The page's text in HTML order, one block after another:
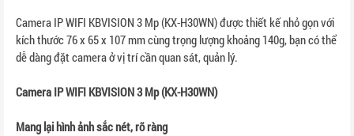
Camera IP WIFI KBVISION 3 Mp (KX-H30WN) được thiết kế nhỏ gọn với
kích thước 76 x 65 x 107 mm cùng trọng lượng khoảng 140g, bạn có thể
dễ dàng đặt camera ở vị trí cần quan sát, quản lý.
Camera IP WIFI KBVISION 3 Mp (KX-H30WN)
Mang lại hình ảnh sắc nét, rõ ràng